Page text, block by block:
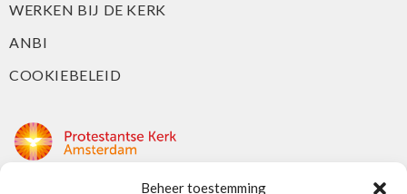
Beheer toestemming
WERKEN BIJ DE KERK
ANBI
COOKIEBELEID